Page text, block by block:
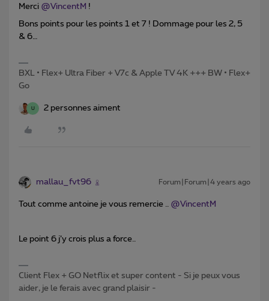
Merci @VincentM !
Bons points pour les points 1 et 7 ! Dommage pour les 2, 5
& 6…
BXL • Flex+ Ultra Fiber + V7c & Apple TV 4K +++ BW • Flex+
Go
U 2 personnes aiment
mallau_fvt96 Forum|Forum|4 years ago
Tout comme antoine je vous remercie .. @VincentM
Le point 6 j’y crois plus a force..
Client Flex + GO Netflix et super content - Si je peux vous
aider, je le ferais avec grand plaisir -